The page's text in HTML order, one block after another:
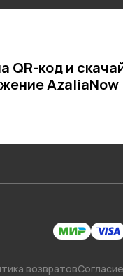
QR-код и
AzaliaNow
возвратов